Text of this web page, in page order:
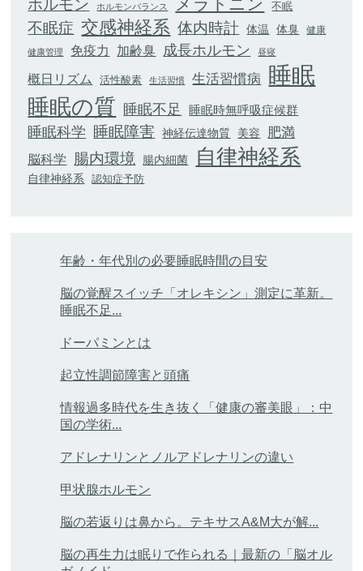
ホルモン ホルモンバランス メラトニン 不眠
不眠症 交感神経系 体内時計 体温 体臭 健康
健康管理 免疫力 加齢臭 成長ホルモン 昼寝
概日リズム 活性酸素 生活習慣 生活習慣病 睡眠
睡眠の質 睡眠不足 睡眠時無呼吸症候群
睡眠科学 睡眠障害 神経伝達物質 美容 肥満
脳科学 腸内環境 腸内細菌 自律神経系
自律神経系 認知症予防
年齢・年代別の必要睡眠時間の目安
脳の覚醒スイッチ「オレキシン」測定に革新。
睡眠不足...
ドーパミンとは
起立性調節障害と頭痛
情報過多時代を生き抜く「健康の審美眼」：中
国の学術...
アドレナリンとノルアドレナリンの違い
甲状腺ホルモン
脳の若返りは鼻から。テキサスA&M大が解...
脳の再生力は眠りで作られる｜最新の「脳オル